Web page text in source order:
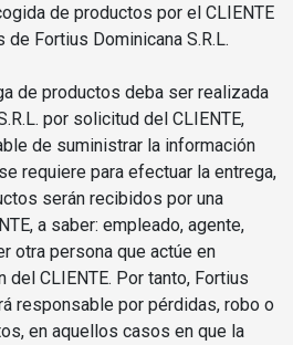
de productos por el CLIENTE
Fortius Dominicana S.R.L.
de productos deba ser realizada
por solicitud del CLIENTE,
de suministrar la información
requiere para efectuar la entrega,
serán recibidos por una
a saber: empleado, agente,
otra persona que actúe en
CLIENTE. Por tanto, Fortius
responsable por pérdidas, robo o
en aquellos casos en que la